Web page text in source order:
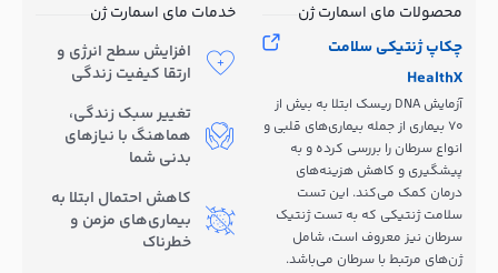
خدمات مای اسمارت ژن
افزایش سطح انرژی و
ارتقا کیفیت زندگی
تغییر سبک زندگی،
هماهنگ با نیازهای
بدنی شما
کاهش احتمال ابتلا به
بیماری‌های مزمن و
خطرناک
محصولات مای اسمارت ژن
چکاپ ژنتیکی سلامت
HealthX
آزمایش DNA ریسک ابتلا به بیش از
70 بیماری از جمله بیماری‌های قلبی و
انواع سرطان را بررسی کرده و به
پیشگیری و کاهش هزینه‌های
درمان کمک می‌کند. این تست
سلامت ژنتیکی که به تست ژنتیک
سرطان نیز معروف است، شامل
ژن‌های مرتبط با سرطان می‌باشد.